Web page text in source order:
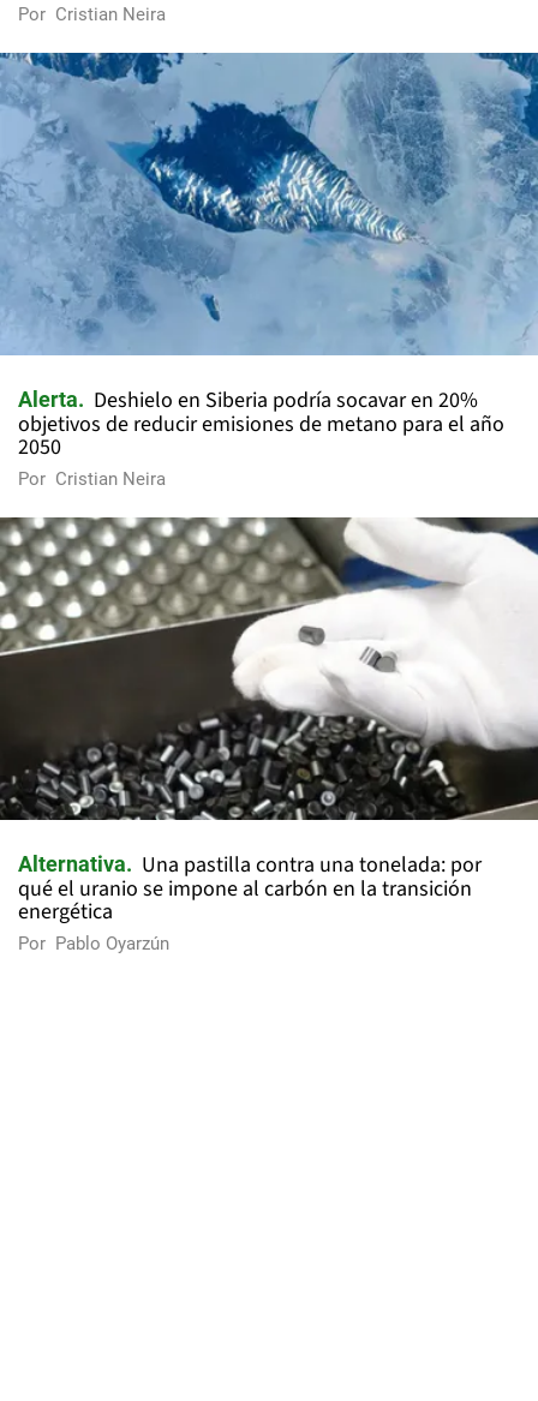
Por Cristian Neira
Alerta
Deshielo en Siberia podría socavar en 20%
objetivos de reducir emisiones de metano para el año
2050
Por Cristian Neira
Alternativa
Una pastilla contra una tonelada: por
qué el uranio se impone al carbón en la transición
energética
Por Pablo Oyarzún